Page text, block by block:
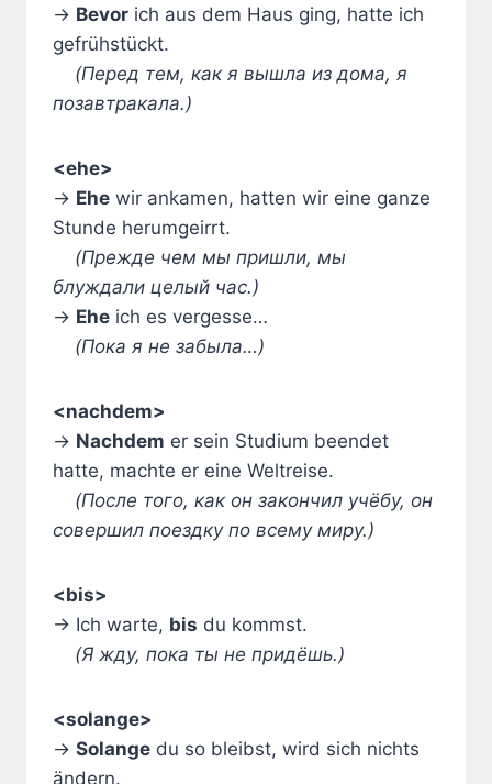
→ Bevor ich aus dem Haus ging, hatte ich
gefrühstückt.
(Перед тем, как я вышла из дома, я
позавтракала.)
<ehe>
→ Ehe wir ankamen, hatten wir eine ganze
Stunde herumgeirrt.
(Прежде чем мы пришли, мы
блуждали целый час.)
→ Ehe ich es vergesse…
(Пока я не забыла…)
<nachdem>
→ Nachdem er sein Studium beendet
hatte, machte er eine Weltreise.
(После того, как он закончил учёбу, он
совершил поездку по всему миру.)
<bis>
→ Ich warte, bis du kommst.
(Я жду, пока ты не придёшь.)
<solange>
→ Solange du so bleibst, wird sich nichts
ändern.